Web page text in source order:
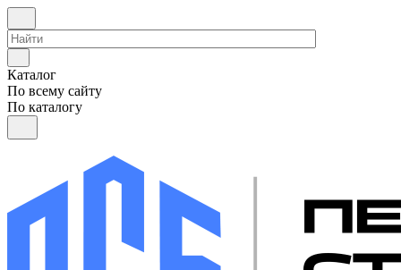
Каталог
По всему сайту
По каталогу